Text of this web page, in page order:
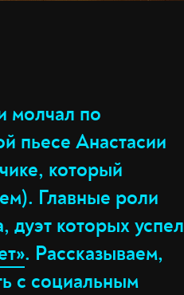
молчал по
пьесе Анастасии
который
Главные роли
которых успел
. Рассказываем,
с социальным